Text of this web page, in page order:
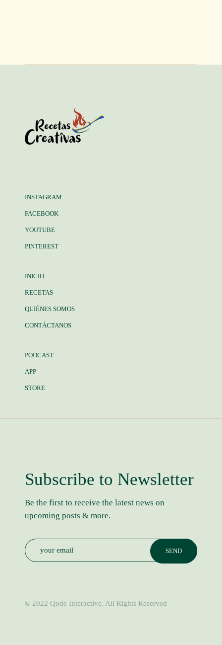
INSTAGRAM
FACEBOOK
YOUTUBE
PINTEREST
INICIO
RECETAS
QUIÉNES SOMOS
CONTÁCTANOS
PODCAST
APP
STORE
Subscribe to Newsletter
Be the first to receive the latest news on
upcoming posts & more.
© 2022 Qode Interactive, All Rights Reserved